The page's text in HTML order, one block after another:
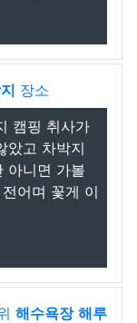
장소
캠핑 취사가
았고 차박지
아니면 가볼
어며 꽃게 이
해수욕장 해루